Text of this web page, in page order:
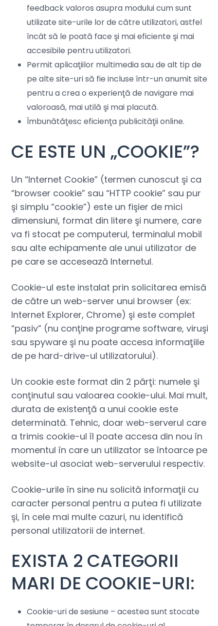
feedback valoros asupra modului cum sunt
utilizate site-urile lor de către utilizatori, astfel
încât să le poată face şi mai eficiente şi mai
accesibile pentru utilizatori.
Permit aplicaţiilor multimedia sau de alt tip de
pe alte site-uri să fie incluse într-un anumit site
pentru a crea o experienţă de navigare mai
valoroasă, mai utilă şi mai placută.
Îmbunătăţesc eficienţa publicităţii online.
CE ESTE UN „COOKIE”?
Un “Internet Cookie” (termen cunoscut şi ca
“browser cookie” sau “HTTP cookie” sau pur
şi simplu “cookie”) este un fişier de mici
dimensiuni, format din litere şi numere, care
va fi stocat pe computerul, terminalul mobil
sau alte echipamente ale unui utilizator de
pe care se accesează Internetul.
Cookie-ul este instalat prin solicitarea emisă
de către un web-server unui browser (ex:
Internet Explorer, Chrome) şi este complet
“pasiv” (nu conţine programe software, viruşi
sau spyware şi nu poate accesa informaţiile
de pe hard-drive-ul utilizatorului).
Un cookie este format din 2 părţi: numele şi
conţinutul sau valoarea cookie-ului. Mai mult,
durata de existenţă a unui cookie este
determinată. Tehnic, doar web-serverul care
a trimis cookie-ul îl poate accesa din nou în
momentul în care un utilizator se întoarce pe
website-ul asociat web-serverului respectiv.
Cookie-urile în sine nu solicită informaţii cu
caracter personal pentru a putea fi utilizate
şi, în cele mai multe cazuri, nu identifică
personal utilizatorii de internet.
EXISTA 2 CATEGORII
MARI DE COOKIE-URI:
Cookie-uri de sesiune – acestea sunt stocate